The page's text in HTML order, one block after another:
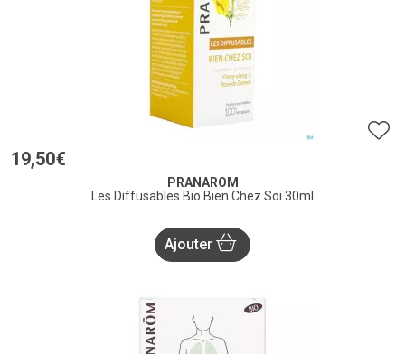
19,50€
PRANAROM
Les Diffusables Bio Bien Chez Soi 30ml
Ajouter